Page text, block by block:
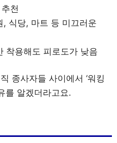
천
, 식당, 마트 등 미끄러운
착용해도 피로도가 낮음
종사자들 사이에서 ‘워킹
를 알겠더라고요.